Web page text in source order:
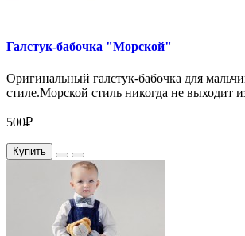
Галстук-бабочка "Морской"
Оригинальный галстук-бабочка для
стиле.Морской стиль никогда не выходит
500₽
Купить